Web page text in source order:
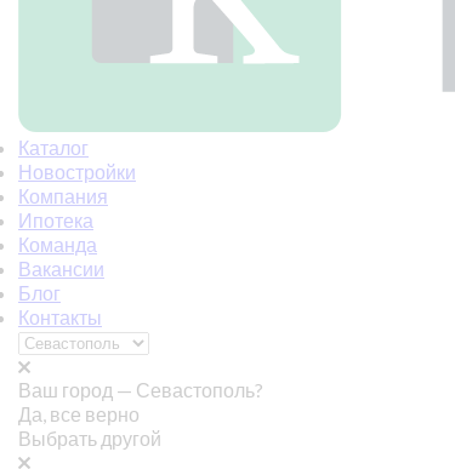
Каталог
Новостройки
Компания
Ипотека
Команда
Вакансии
Блог
Контакты
Ваш город — Севастополь?
Да, все верно
Выбрать другой